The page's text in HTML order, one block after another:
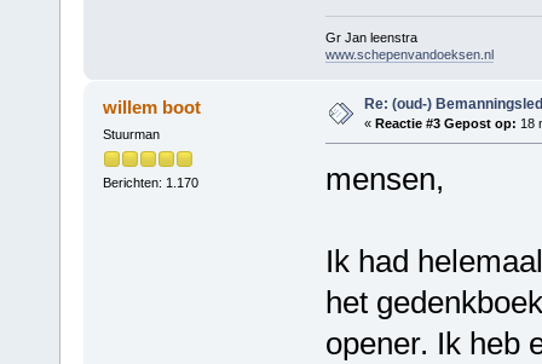
Gr Jan leenstra
www.schepenvandoeksen.nl
willem boot
Stuurman
Berichten: 1.170
Re: (oud-)
« Reactie #3 Gepost op: 18
mensen,
Ik had
het
opener. Ik heb